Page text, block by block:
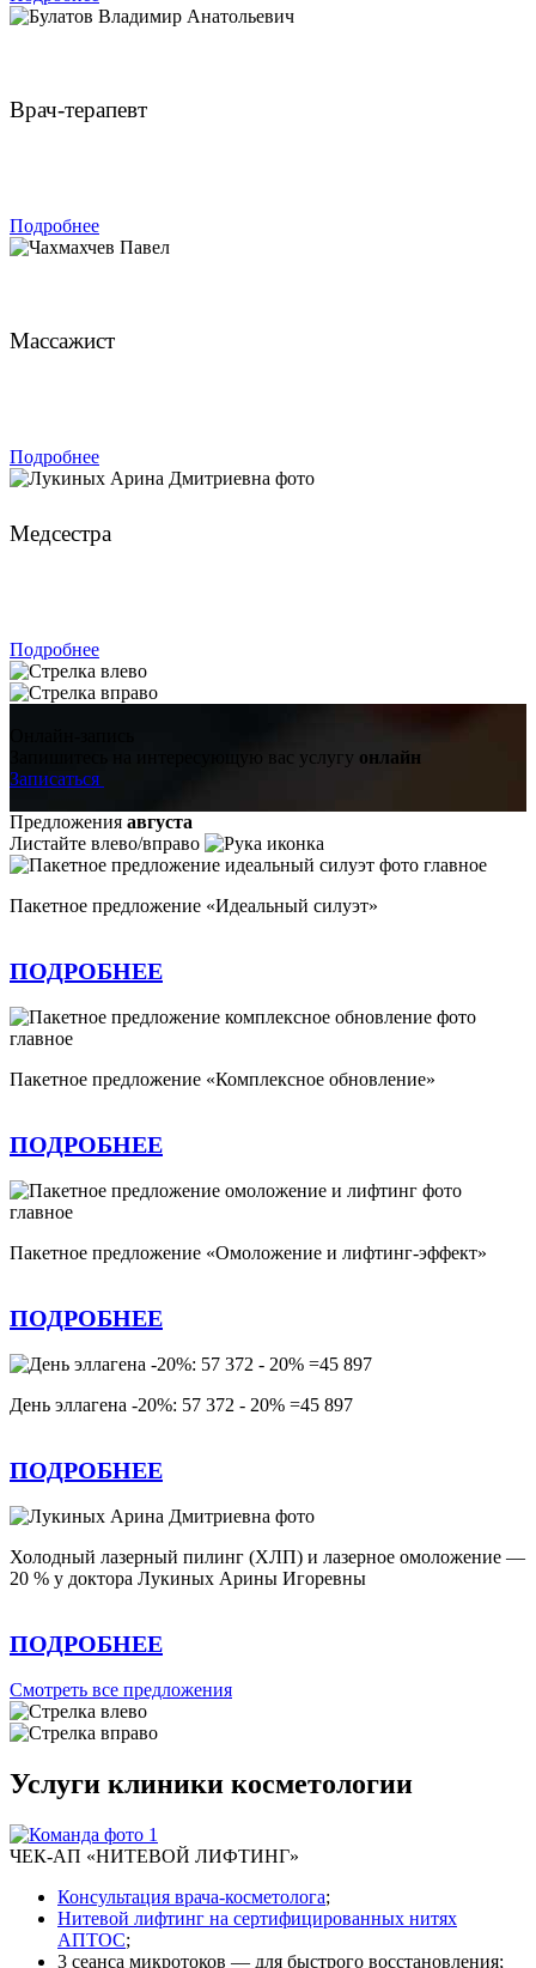
Врач-терапевт
Подробнее
Массажист
Подробнее
Медсестра
Подробнее
Запишитесь на интересующую вас услугу онлайн
Записаться
Предложения августа
Листайте влево/вправо
Пакетное предложение «Идеальный силуэт»
ПОДРОБНЕЕ
Пакетное предложение «Комплексное обновление»
ПОДРОБНЕЕ
Пакетное предложение «Омоложение и лифтинг-эффект»
ПОДРОБНЕЕ
День эллагена -20%: 57 372 - 20% =45 897
ПОДРОБНЕЕ
Холодный лазерный пилинг (ХЛП) и лазерное омоложение —
20 % у доктора Лукиных Арины Игоревны
ПОДРОБНЕЕ
Смотреть все предложения
Услуги клиники косметологии
ЧЕК-АП «НИТЕВОЙ ЛИФТИНГ»
Консультация врача-косметолога;
Нитевой лифтинг на сертифицированных нитях
АПТОС;
3 сеанса микротоков — для быстрого восстановления;